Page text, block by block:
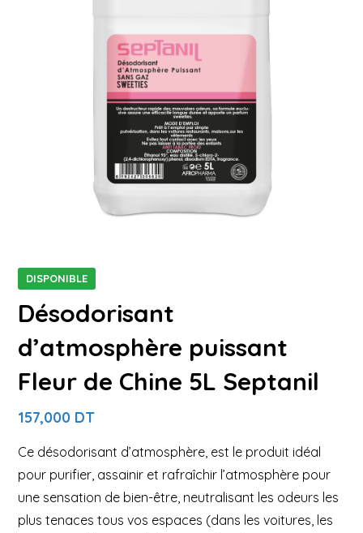
DISPONIBLE
Désodorisant
d’atmosphère puissant
Fleur de Chine 5L Septanil
157,000 DT
Ce désodorisant d’atmosphère, est le produit idéal
pour purifier, assainir et rafraîchir l’atmosphère pour
une sensation de bien-être, neutralisant les odeurs les
plus tenaces tous vos espaces (dans les voitures, les